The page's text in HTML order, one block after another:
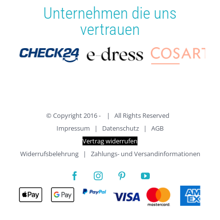
Unternehmen die uns
vertrauen
© Copyright 2016 -
| All Rights Reserved
Impressum | Datenschutz | AGB
Vertrag widerrufen
Widerrufsbelehrung| Zahlungs- und Versandinformationen